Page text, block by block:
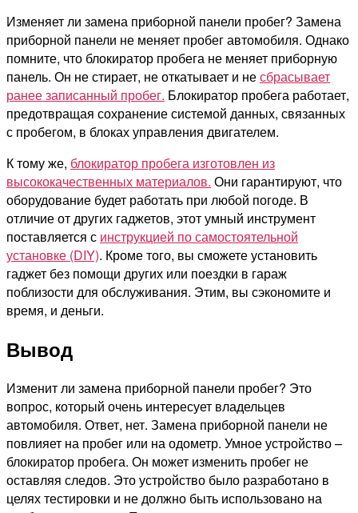
Изменяет ли замена приборной панели пробег? Замена
приборной панели не меняет пробег автомобиля. Однако
помните, что блокиратор пробега не меняет приборную
панель. Он не стирает, не откатывает и несбрасывает
ранее записанный пробег. Блокиратор пробега работает,
предотвращая сохранение системой данных, связанных
с пробегом, в блоках управления двигателем.
К тому же, блокиратор пробега изготовлен из
высококачественных материалов. Они гарантируют, что
оборудование будет работать при любой погоде. В
отличие от других гаджетов, этот умный инструмент
поставляется с инструкцией по самостоятельной
установке (DIY). Кроме того, вы сможете установить
гаджет без помощи других или поездки в гараж
поблизости для обслуживания. Этим, вы сэкономите и
время, и деньги.
Вывод
Изменит ли замена приборной панели пробег? Это
вопрос, который очень интересует владельцев
автомобиля. Ответ, нет. Замена приборной панели не
повлияет на пробег или на одометр. Умное устройство –
блокиратор пробега. Он может изменить пробег не
оставляя следов. Это устройство было разработано в
целях тестировки и не должно быть использовано на